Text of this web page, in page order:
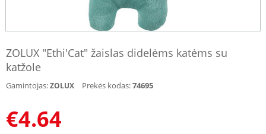
ZOLUX "Ethi'Cat" žaislas didelėms katėms su
katžole
Gamintojas:ZOLUX Prekės kodas:74695
€4.64